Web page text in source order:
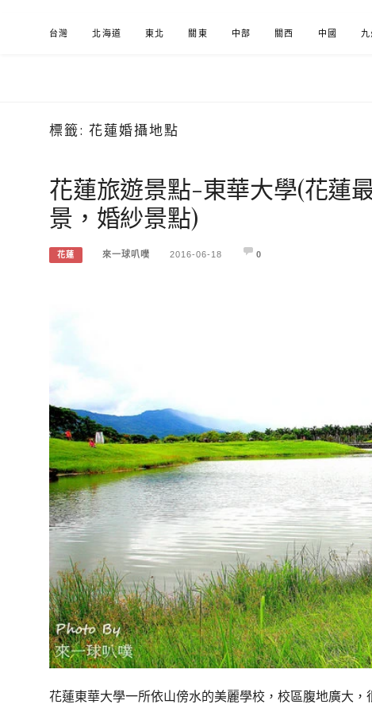
台灣 北海道 東北 關東 中部 關西 中國 九
來一球叭噗
標籤: 花蓮婚攝地點
花蓮旅遊景點-東華大學(花蓮
景，婚紗景點)
花蓮 來一球叭噗 2016-06-18 0
花蓮東華大學一所依山傍水的美麗學校，校區腹地廣大